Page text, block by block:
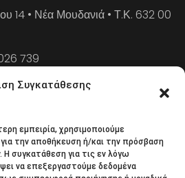
Συγκατάθεσης
εμπειρία, χρησιμοποιούμε
την αποθήκευση ή/και την πρόσβαση
συγκατάθεση για τις εν λόγω
να επεξεργαστούμε δεδομένα
14 • Νέα Μουδανιά • Τ.Κ. 632 00
739